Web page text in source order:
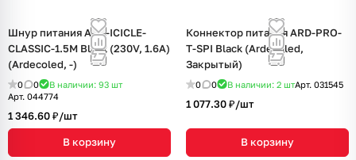
Шнур питания ARD-ICICLE-
CLASSIC-1.5M Black (230V, 1.6A)
(Ardecoled, -)
0 0 В наличии: 93 шт
Арт. 044774
1 346.60 ₽/шт
В корзину
Коннектор питания ARD-PRO-
T-SPI Black (Ardecoled,
Закрытый)
0 0 В наличии: 2 штАрт. 031545
1 077.30 ₽/шт
В корзину